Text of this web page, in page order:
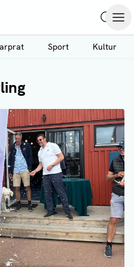
Sport Kultur